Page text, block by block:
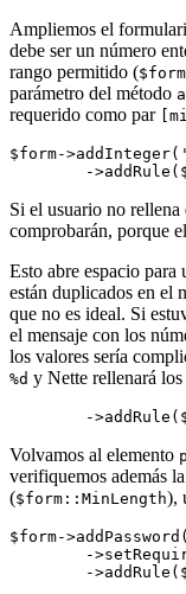
Ampliemos el
debe ser un número
rango permitido (
parámetro del método
requerido como par
$form-
Si el usuario no
comprobarán, porque
Esto abre espacio
están duplicados en el
que no es ideal. Si
el mensaje con los
los valores sería
%d y Nette rellenará los
Volvamos al elemento
verifiquemos además
($form::MinLength),
$form-